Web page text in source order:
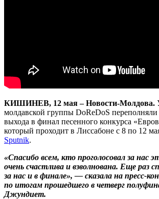
КИШИНЕВ, 12 мая – Новости-Молдова.
молдавской группы DoReDoS
выхода в финал песенного конкурса
который проходит в Лиссабоне с 8 по 12
Sputnik.
«Спасибо всем, кто проголосовал за нас
очень счастлива и взволнована. Еще раз
за нас и в финале», — сказала на пресс-
по итогам прошедшего в четверг
Джундиет.